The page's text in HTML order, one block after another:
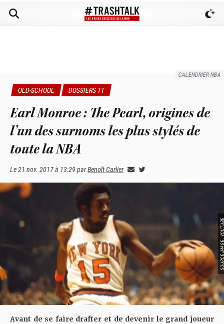
CALENDRIER NBA
OLD-SCHOOL DOSSIERS TT
Earl Monroe : The Pearl, origines de
l’un des surnoms les plus stylés de
toute la NBA
Le21 nov. 2017 à 13:29parBenoît Carlier
SOURCE
Avant de se faire drafter et de devenir le grand joueur